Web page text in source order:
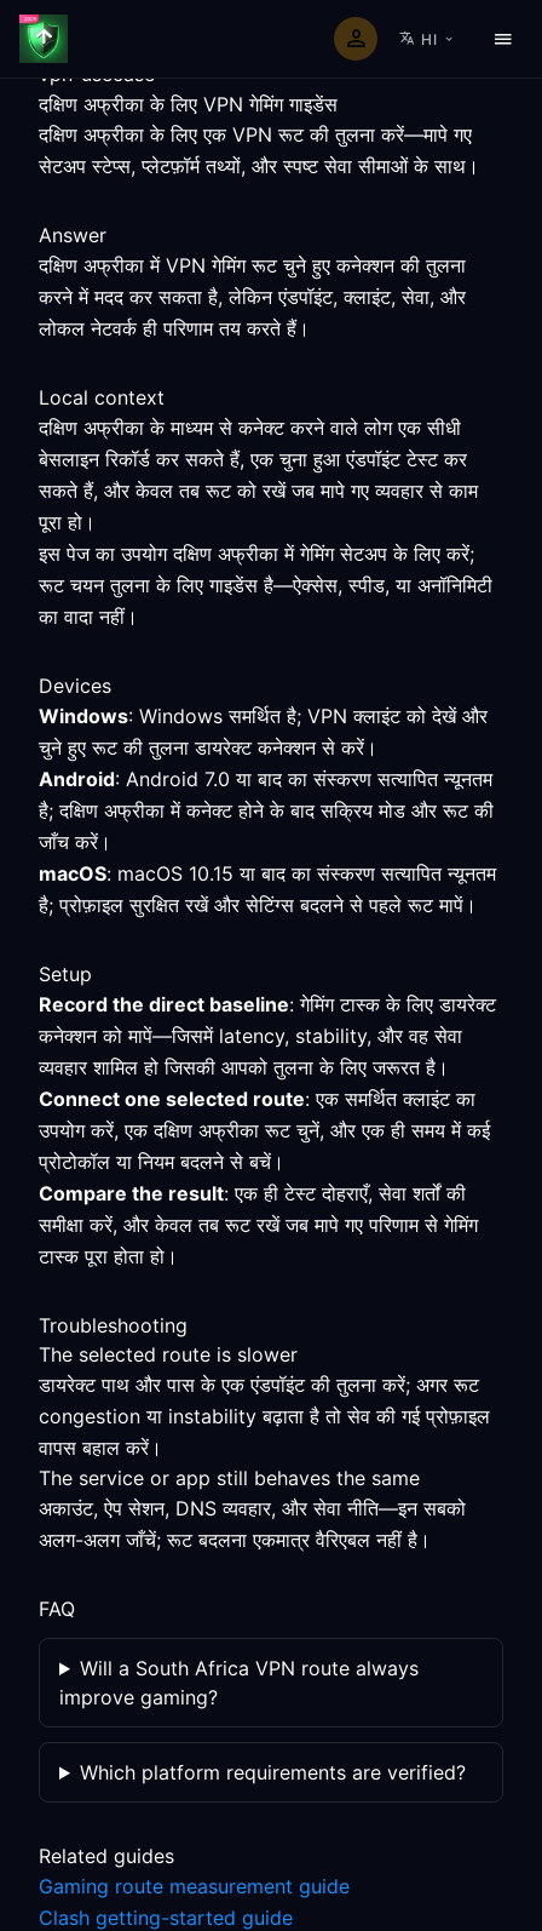
HI
vpn-usecase
दक्षिण अफ्रीका के लिए VPN गेमिंग गाइडेंस
दक्षिण अफ्रीका के लिए एक VPN रूट की तुलना करें—मापे गए
सेटअप स्टेप्स, प्लेटफ़ॉर्म तथ्यों, और स्पष्ट सेवा सीमाओं के साथ।
Answer
दक्षिण अफ्रीका में VPN गेमिंग रूट चुने हुए कनेक्शन की तुलना
करने में मदद कर सकता है, लेकिन एंडपॉइंट, क्लाइंट, सेवा, और
लोकल नेटवर्क ही परिणाम तय करते हैं।
Local context
दक्षिण अफ्रीका के माध्यम से कनेक्ट करने वाले लोग एक सीधी
बेसलाइन रिकॉर्ड कर सकते हैं, एक चुना हुआ एंडपॉइंट टेस्ट कर
सकते हैं, और केवल तब रूट को रखें जब मापे गए व्यवहार से काम
पूरा हो।
इस पेज का उपयोग दक्षिण अफ्रीका में गेमिंग सेटअप के लिए करें;
रूट चयन तुलना के लिए गाइडेंस है—ऐक्सेस, स्पीड, या अनॉनिमिटी
का वादा नहीं।
Devices
Windows: Windows समर्थित है; VPN क्लाइंट को देखें और
चुने हुए रूट की तुलना डायरेक्ट कनेक्शन से करें।
Android: Android 7.0 या बाद का संस्करण सत्यापित न्यूनतम
है; दक्षिण अफ्रीका में कनेक्ट होने के बाद सक्रिय मोड और रूट की
जाँच करें।
macOS: macOS 10.15 या बाद का संस्करण सत्यापित न्यूनतम
है; प्रोफ़ाइल सुरक्षित रखें और सेटिंग्स बदलने से पहले रूट मापें।
Setup
Record the direct baseline: गेमिंग टास्क के लिए डायरेक्ट
कनेक्शन को मापें—जिसमें latency, stability, और वह सेवा
व्यवहार शामिल हो जिसकी आपको तुलना के लिए जरूरत है।
Connect one selected route: एक समर्थित क्लाइंट का
उपयोग करें, एक दक्षिण अफ्रीका रूट चुनें, और एक ही समय में कई
प्रोटोकॉल या नियम बदलने से बचें।
Compare the result: एक ही टेस्ट दोहराएँ, सेवा शर्तों की
समीक्षा करें, और केवल तब रूट रखें जब मापे गए परिणाम से गेमिंग
टास्क पूरा होता हो।
Troubleshooting
The selected route is slower
डायरेक्ट पाथ और पास के एक एंडपॉइंट की तुलना करें; अगर रूट
congestion या instability बढ़ाता है तो सेव की गई प्रोफ़ाइल
वापस बहाल करें।
The service or app still behaves the same
अकाउंट, ऐप सेशन, DNS व्यवहार, और सेवा नीति—इन सबको
अलग-अलग जाँचें; रूट बदलना एकमात्र वैरिएबल नहीं है।
FAQ
Will a South Africa VPN route always
improve gaming?
Which platform requirements are verified?
Related guides
Gaming route measurement guide
Clash getting-started guide